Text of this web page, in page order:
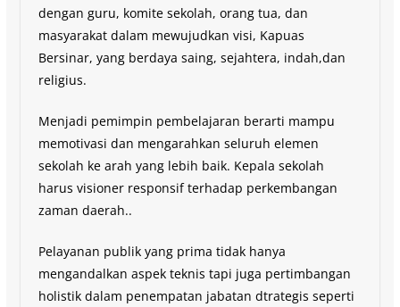
dengan guru, komite sekolah, orang tua, dan
masyarakat dalam mewujudkan visi, Kapuas
Bersinar, yang berdaya saing, sejahtera, indah,dan
religius.
Menjadi pemimpin pembelajaran berarti mampu
memotivasi dan mengarahkan seluruh elemen
sekolah ke arah yang lebih baik. Kepala sekolah
harus visioner responsif terhadap perkembangan
zaman daerah..
Pelayanan publik yang prima tidak hanya
mengandalkan aspek teknis tapi juga pertimbangan
holistik dalam penempatan jabatan dtrategis seperti